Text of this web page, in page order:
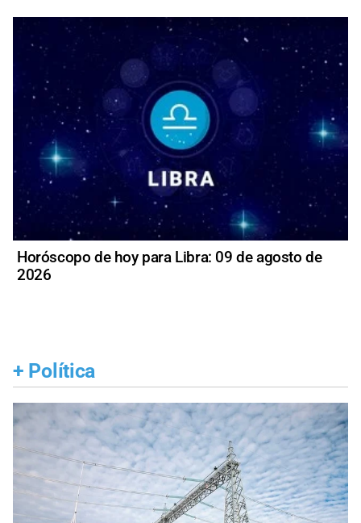
Horóscopo de hoy para Libra: 09 de agosto de
2026
+ Política